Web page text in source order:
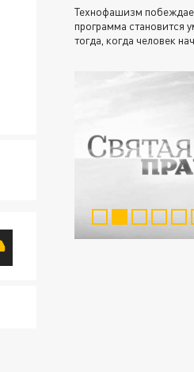
Технофашизм
программа становится
тогда, когда человек